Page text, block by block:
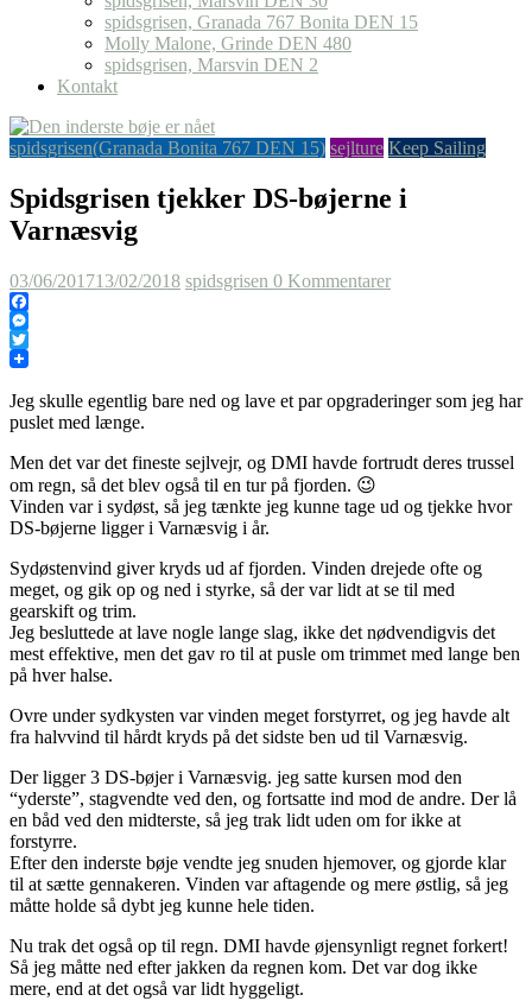
spidsgrisen, Granada 767 Bonita DEN 15
Molly Malone, Grinde DEN 480
spidsgrisen, Marsvin DEN 2
Kontakt
spidsgrisen(Granada Bonita 767 DEN 15) sejlture Keep Sailing
Spidsgrisen tjekker DS-bøjerne i
Varnæsvig
03/06/201713/02/2018 spidsgrisen 0 Kommentarer
Facebook
Messenger
Twitter
Jeg skulle egentlig bare ned og lave et par opgraderinger som jeg har
puslet med længe.
Men det var det fineste sejlvejr, og DMI havde fortrudt deres trussel
om regn, så det blev også til en tur på fjorden. 😉
Vinden var i sydøst, så jeg tænkte jeg kunne tage ud og tjekke hvor
DS-bøjerne ligger i Varnæsvig i år.
Sydøstenvind giver kryds ud af fjorden. Vinden drejede ofte og
meget, og gik op og ned i styrke, så der var lidt at se til med
gearskift og trim.
Jeg besluttede at lave nogle lange slag, ikke det nødvendigvis det
mest effektive, men det gav ro til at pusle om trimmet med lange ben
på hver halse.
Ovre under sydkysten var vinden meget forstyrret, og jeg havde alt
fra halvvind til hårdt kryds på det sidste ben ud til Varnæsvig.
Der ligger 3 DS-bøjer i Varnæsvig. jeg satte kursen mod den
“yderste”, stagvendte ved den, og fortsatte ind mod de andre. Der lå
en båd ved den midterste, så jeg trak lidt uden om for ikke at
forstyrre.
Efter den inderste bøje vendte jeg snuden hjemover, og gjorde klar
til at sætte gennakeren. Vinden var aftagende og mere østlig, så jeg
måtte holde så dybt jeg kunne hele tiden.
Nu trak det også op til regn. DMI havde øjensynligt regnet forkert!
Så jeg måtte ned efter jakken da regnen kom. Det var dog ikke
mere, end at det også var lidt hyggeligt.